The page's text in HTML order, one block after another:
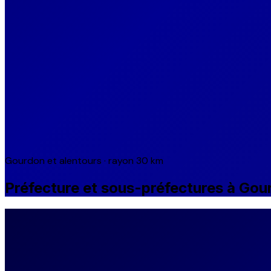
Gourdon et alentours · rayon 30 km
Préfecture et sous-préfectures à